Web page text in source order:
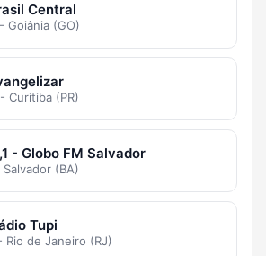
Central
Goiânia (GO)
Curitiba (PR)
- Globo FM Salvador
(BA)
Tupi
Rio de Janeiro (RJ)